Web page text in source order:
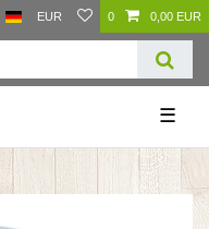
EUR 0 0,00 EUR
☰